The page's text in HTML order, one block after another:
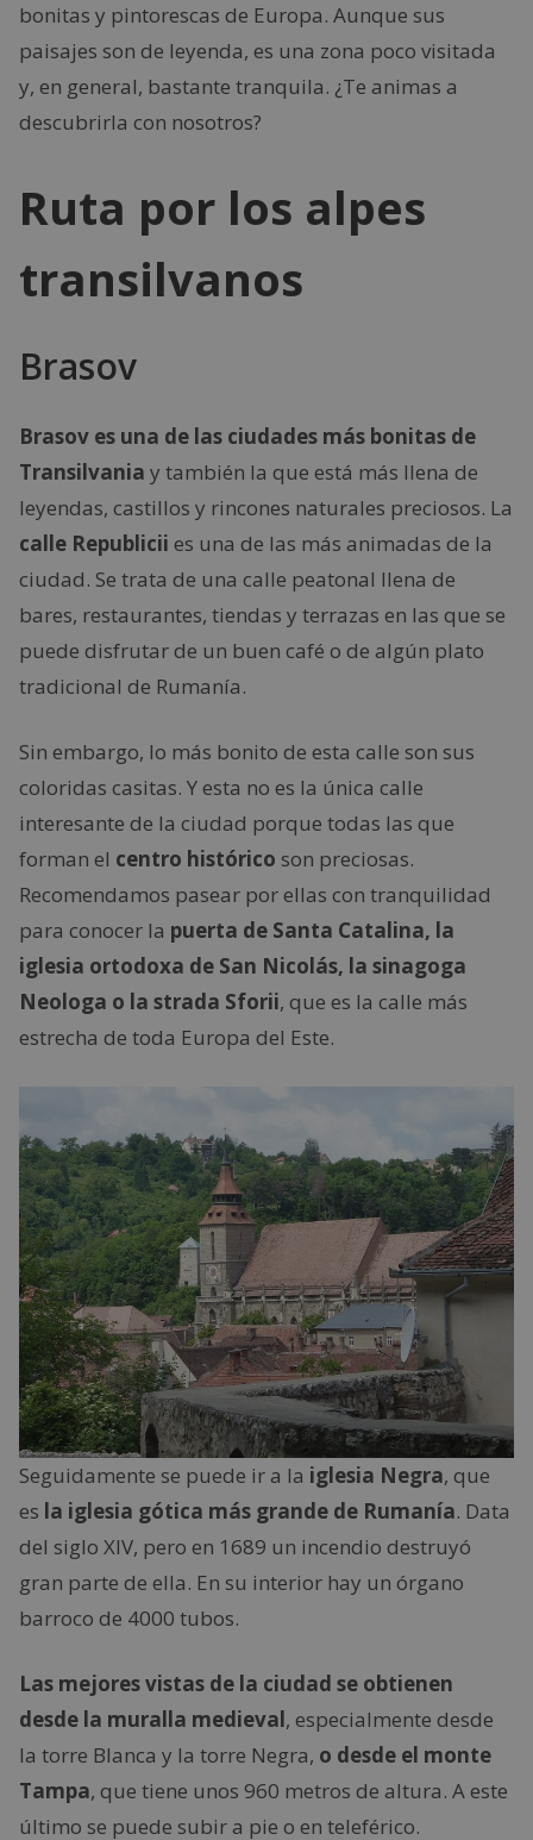
bonitas y pintorescas de Europa. Aunque sus
paisajes son de leyenda, es una zona poco visitada
y, en general, bastante tranquila. ¿Te animas a
descubrirla con nosotros?
Ruta por los alpes
transilvanos
Brasov
Brasov es una de las ciudades más bonitas de
Transilvania y también la que está más llena de
leyendas, castillos y rincones naturales preciosos. La
calle Republicii es una de las más animadas de la
ciudad. Se trata de una calle peatonal llena de
bares, restaurantes, tiendas y terrazas en las que se
puede disfrutar de un buen café o de algún plato
tradicional de Rumanía.
Sin embargo, lo más bonito de esta calle son sus
coloridas casitas. Y esta no es la única calle
interesante de la ciudad porque todas las que
forman el centro histórico son preciosas.
Recomendamos pasear por ellas con tranquilidad
para conocer la puerta de Santa Catalina, la
iglesia ortodoxa de San Nicolás, la sinagoga
Neologa o la strada Sforii, que es la calle más
estrecha de toda Europa del Este.
Seguidamente se puede ir a la iglesia Negra, que
es la iglesia gótica más grande de Rumanía. Data
del siglo XIV, pero en 1689 un incendio destruyó
gran parte de ella. En su interior hay un órgano
barroco de 4000 tubos.
Las mejores vistas de la ciudad se obtienen
desde la muralla medieval, especialmente desde
la torre Blanca y la torre Negra, o desde el monte
Tampa, que tiene unos 960 metros de altura. A este
último se puede subir a pie o en teleférico.